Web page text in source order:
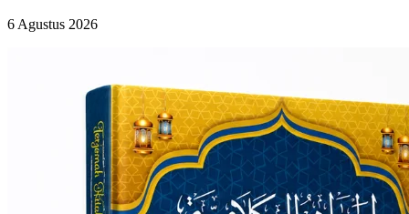
6 Agustus 2026